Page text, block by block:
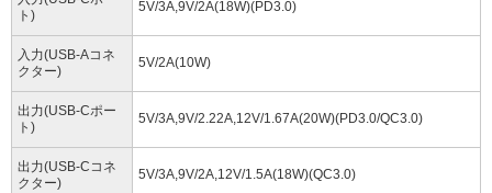
ト)
5V/3A,9V/2A(18W)(PD3.0)
入力(USB-Aコネ
クター)
5V/2A(10W)
出力(USB-Cポー
ト)
5V/3A,9V/2.22A,12V/1.67A(20W)(PD3.0/QC3.0)
出力(USB-Cコネ
クター)
5V/3A,9V/2A,12V/1.5A(18W)(QC3.0)